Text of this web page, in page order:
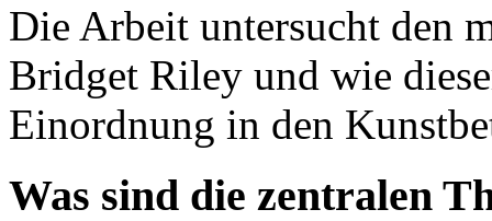
Die Arbeit untersucht den
Bridget Riley und wie
Einordnung in den
Was sind die zentralen